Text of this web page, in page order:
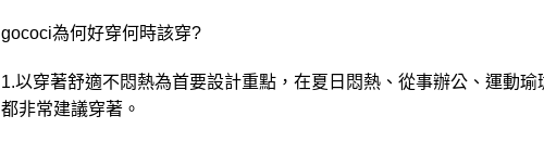
gococi為何好穿何時該穿?
1.以穿著舒適不悶熱為首要設計重點，在夏日悶熱、從事辦公、運動
都非常建議穿著。